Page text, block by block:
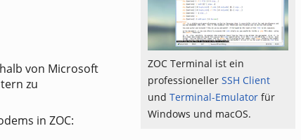
ZOC Terminal ist ein
professioneller SSH Client
und Terminal-Emulator für
Windows und macOS.
von Microsoft
zu
in ZOC: